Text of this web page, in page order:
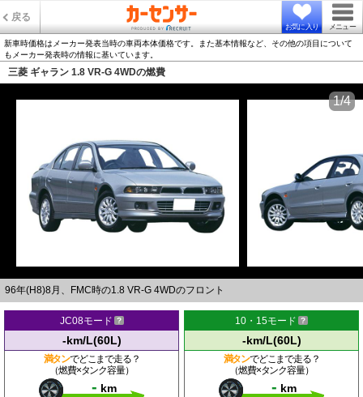
戻る
お気に入り メニュー
新車時価格はメーカー発表当時の車両本体価格です。また基本情報など、その他の項目について
もメーカー発表時の情報に基いています。
三菱 ギャラン 1.8 VR-G 4WDの燃費
96年(H8)8月、FMC時の1.8 VR-G 4WDのフロント
1/4
JC08モード
-km/L(60L)
満タンでどこまで走る？
（燃費×タンク容量）
- km
10・15モード
-km/L(60L)
満タンでどこまで走る？
（燃費×タンク容量）
- km